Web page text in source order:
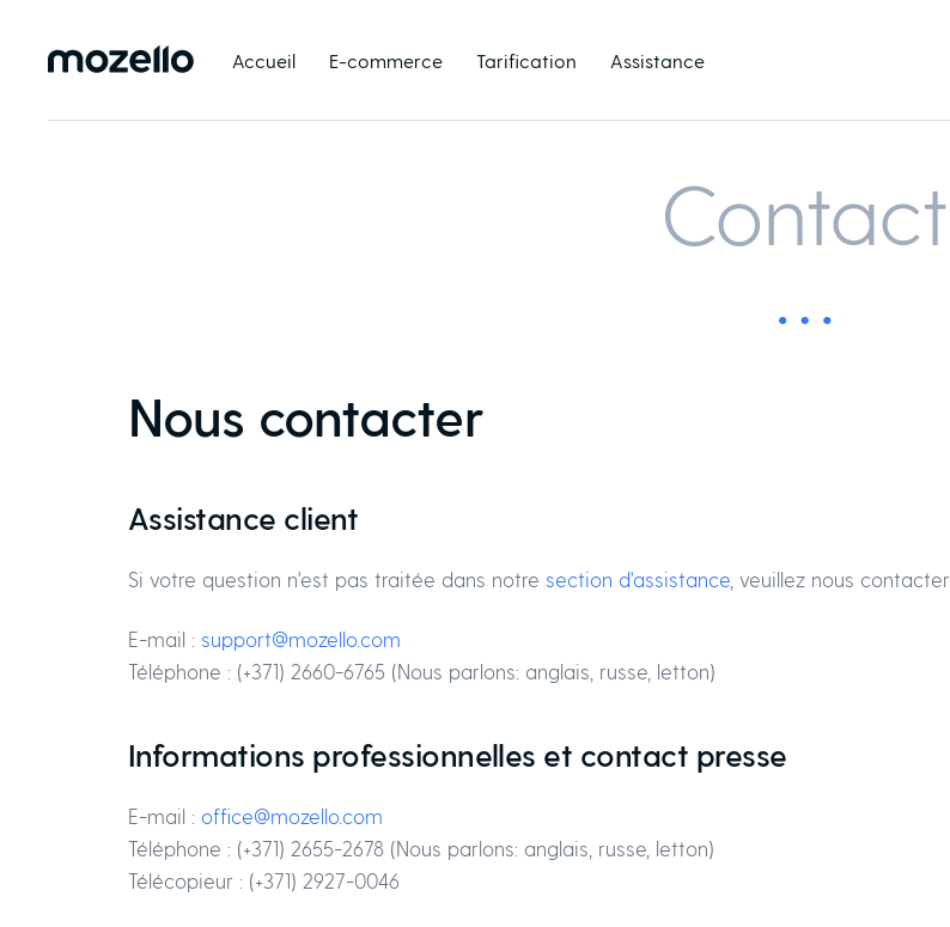
Accueil E-commerce Tarification Assistance
Contact
Nous contacter
Assistance client
Si votre question n'est pas traitée dans notre section d'assistance , veuillez nous contacter.
E-mail : support@mozello.com
Téléphone : (+371) 2660-6765 (Nous parlons: anglais, russe, letton)
Informations professionnelles et contact presse
E-mail : office@mozello.com
Téléphone : (+371) 2655-2678 (Nous parlons: anglais, russe, letton)
Télécopieur : (+371) 2927-0046